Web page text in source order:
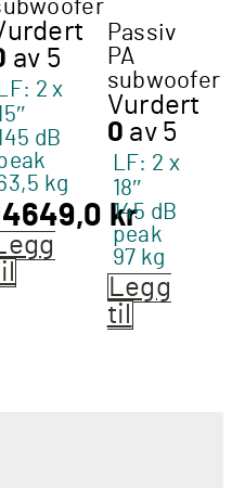
av 5
LF: 2 x
dB
kg
kr
Passiv
PA
subwoofer
Vurdert
0 av 5
LF: 2 x
18″
145 dB
peak
97 kg
Legg
til